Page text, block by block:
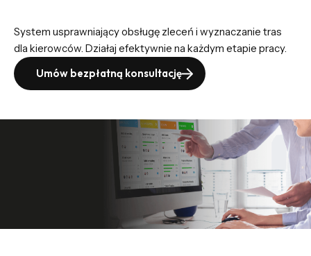
System usprawniający obsługę zleceń i wyznaczanie tras
dla kierowców. Działaj efektywnie na każdym etapie pracy.
Umów bezpłatną konsultację